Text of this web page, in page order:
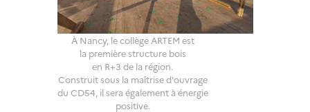
À Nancy, le collège ARTEM est
la première structure bois
en R+3 de la région.
Construit sous la maîtrise d'ouvrage
du CD54, il sera également à énergie
positive.